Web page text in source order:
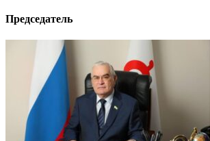
Председатель